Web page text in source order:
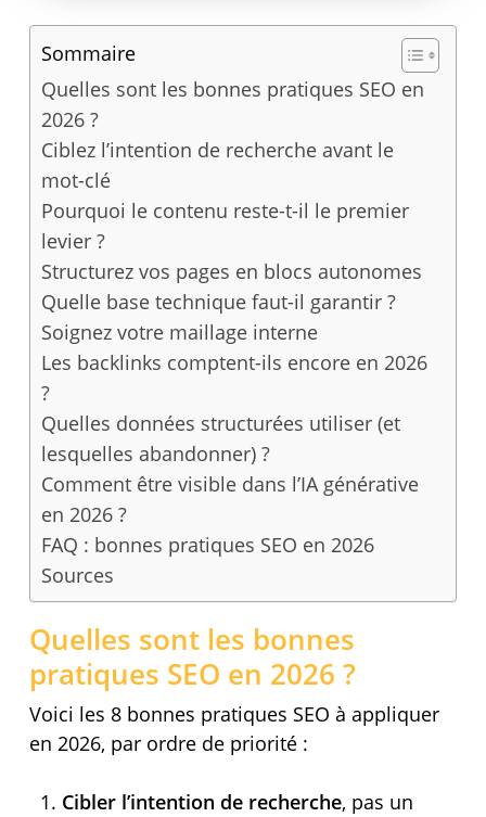
Sommaire
Quelles sont les bonnes pratiques SEO en
2026 ?
Ciblez l’intention de recherche avant le
mot-clé
Pourquoi le contenu reste-t-il le premier
levier ?
Structurez vos pages en blocs autonomes
Quelle base technique faut-il garantir ?
Soignez votre maillage interne
Les backlinks comptent-ils encore en 2026
?
Quelles données structurées utiliser (et
lesquelles abandonner) ?
Comment être visible dans l’IA générative
en 2026 ?
FAQ : bonnes pratiques SEO en 2026
Sources
Quelles sont les bonnes
pratiques SEO en 2026 ?
Voici les 8 bonnes pratiques SEO à appliquer
en 2026, par ordre de priorité :
Cibler l’intention de recherche, pas un